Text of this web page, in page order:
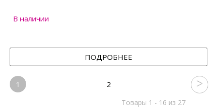
В наличии
ПОДРОБНЕЕ
1 2
Товары 1 - 16 из 27